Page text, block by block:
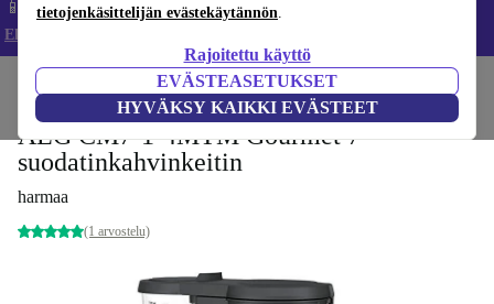
tietojenkäsittelijän evästekäytännön.
Rajoitettu käyttö
EVÄSTEASETUKSET
HYVÄKSY KAIKKI EVÄSTEET
📱 Säästä 5 % LISÄÄ iPhoneista – Koodi: IPHONEDEAL –
Ehdot ja säännöt
Juomat Kahvi
AEG CM7-1-4MTM Gourmet 7 -
suodatinkahvinkeitin
harmaa
(1 arvostelu)